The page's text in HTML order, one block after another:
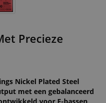
Precieze
Nickel Plated Steel
met een gebalanceerd